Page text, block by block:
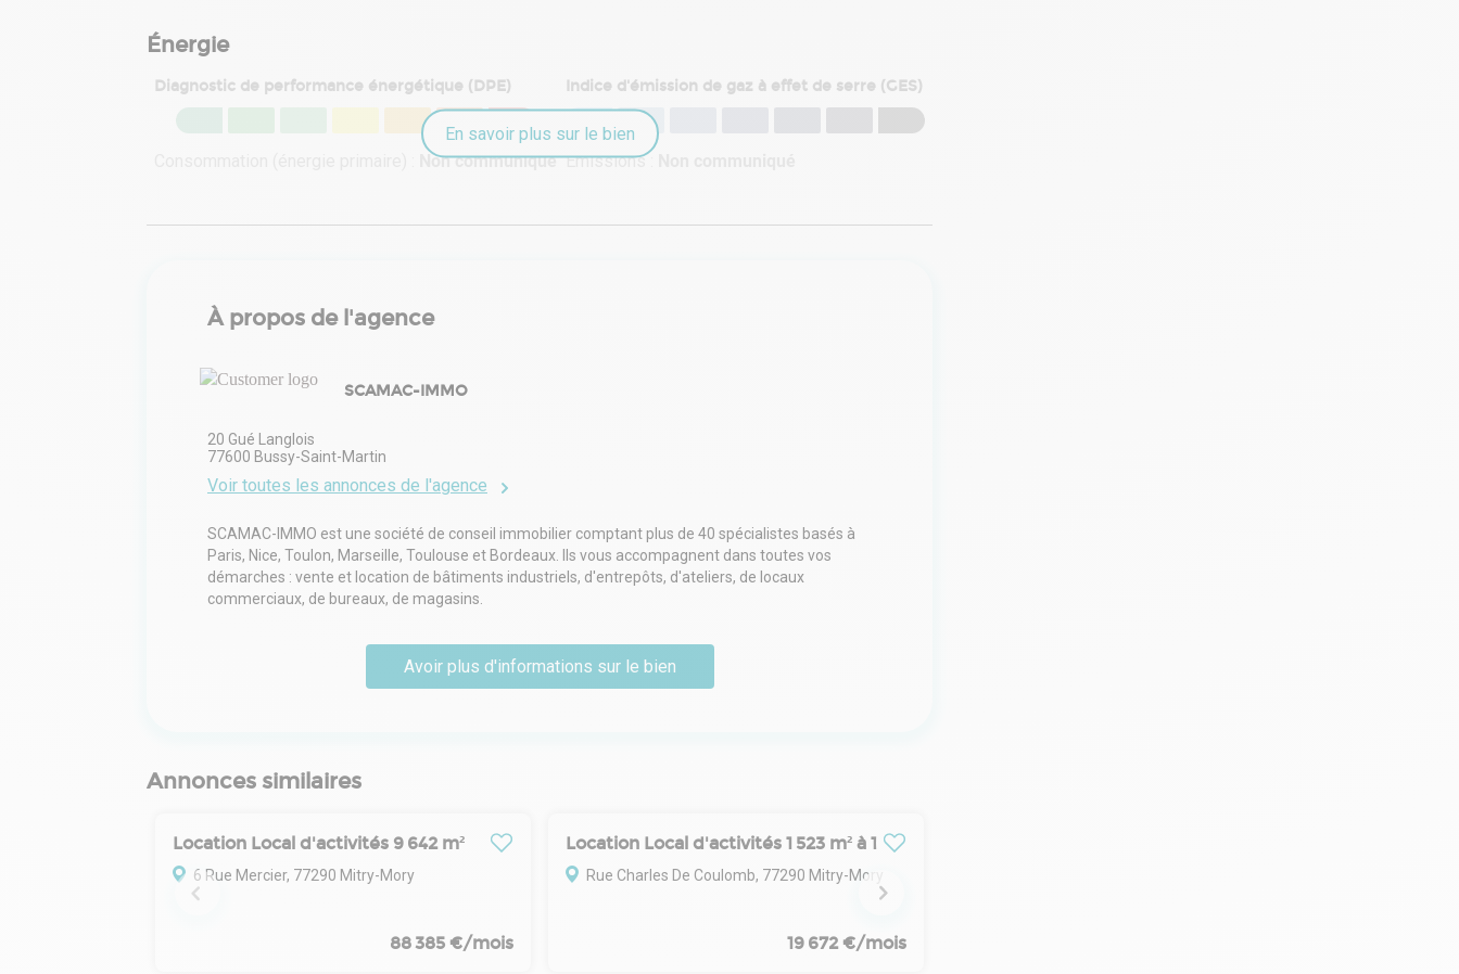
Énergie
Diagnostic de performance énergétique (DPE)
Non communiqué
Indice d'émission de gaz à effet de serre (GES)
Émissions :
En savoir plus sur le bien
À propos de l'agence
SCAMAC-IMMO
20 Gué Langlois
77600 Bussy-Saint-Martin
Voir toutes les annonces de l'agence
SCAMAC-IMMO est une société de conseil immobilier comptant plus de 40 spécialistes basés à
Paris, Nice, Toulon, Marseille, Toulouse et Bordeaux. Ils vous accompagnent dans toutes vos
démarches : vente et location de bâtiments industriels, d'entrepôts, d'ateliers, de locaux
commerciaux, de bureaux, de magasins.
Avoir plus d'informations sur le bien
Annonces similaires
Location Local d'activités 9 642 m²
6 Rue Mercier, 77290 Mitry-Mory
88 385 €/mois
Location Local d'activités 1 523 m² à 12 255 m²
Rue Charles De Coulomb, 77290 Mitry-Mory
19 672 €/mois